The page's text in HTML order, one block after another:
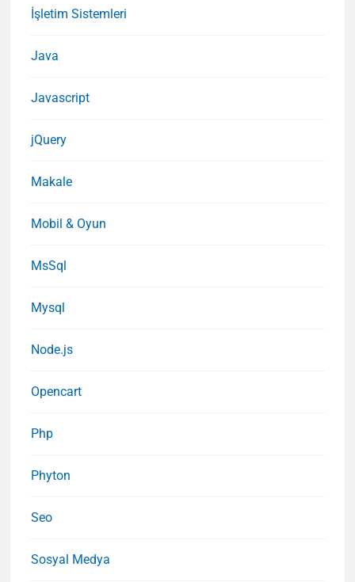
İşletim Sistemleri
Java
Javascript
jQuery
Makale
Mobil & Oyun
MsSql
Mysql
Node.js
Opencart
Php
Phyton
Seo
Sosyal Medya